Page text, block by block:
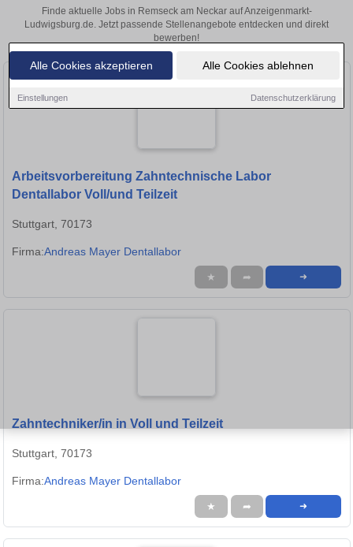
Alle Cookies akzeptieren Alle Cookies ablehnen
Einstellungen Datenschutzerklärung
Finde aktuelle Jobs in Remseck am Neckar auf Anzeigenmarkt-
Ludwigsburg.de. Jetzt passende Stellenangebote entdecken und direkt
bewerben!
Arbeitsvorbereitung Zahntechnische Labor
Dentallabor Voll/und Teilzeit
Stuttgart, 70173
Firma:Andreas Mayer Dentallabor
★ ➦ ➜
Zahntechniker/in in Voll und Teilzeit
Stuttgart, 70173
Firma:Andreas Mayer Dentallabor
★ ➦ ➜